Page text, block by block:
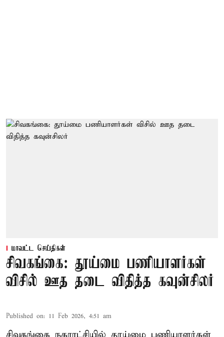
மாவட்ட செய்திகள்
சிவகங்கை: தூய்மை பணியாளர்கள்
விசில் ஊத தடை விதித்த கவுன்சிலர்
Published on: 11 Feb 2026, 4:51 am
சிவகங்கை நகராட்சியில் தூய்மை பணியாளர்கள்